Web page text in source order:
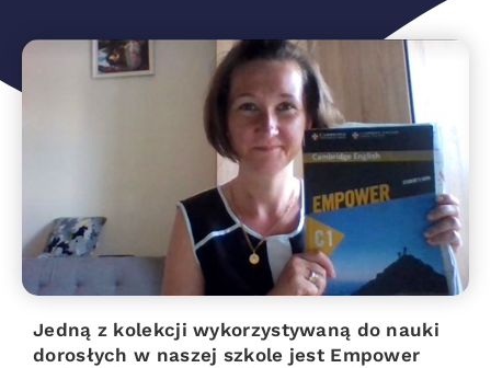
Jedną z kolekcji wykorzystywaną do nauki
dorosłych w naszej szkole jest Empower